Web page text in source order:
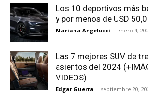
Los 10 deportivos más
y por menos de USD
Mariana Angelucci - enero 4,
Las 7 mejores SUV de
asientos del 2024
VIDEOS)
Edgar Guerra - septiembre 20,